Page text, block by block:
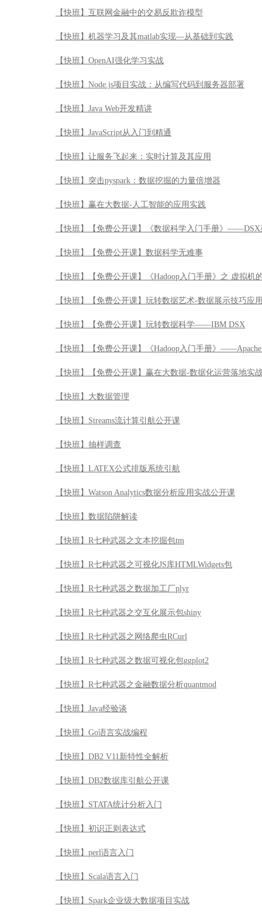
【快班】互联网金融中的交易反欺诈模型
【快班】机器学习及其matlab实现—从基础到实践
【快班】OpenAI强化学习实战
【快班】Node.js项目实战：从编写代码到服务器部署
【快班】Java Web开发精讲
【快班】JavaScript从入门到精通
【快班】让服务飞起来：实时计算及其应用
【快班】突击pyspark：数据挖掘的力量倍增器
【快班】赢在大数据-人工智能的应用实践
【快班】【免费公开课】《数据科学入门手册》
【快班】【免费公开课】数据科学无难事
【快班】【免费公开课】《Hadoop入门手册》之 虚拟机
【快班】【免费公开课】玩转数据艺术-数据展示技巧应
【快班】【免费公开课】玩转数据科学——IBM DSX
【快班】【免费公开课】《Hadoop入门手册》
【快班】【免费公开课】赢在大数据-数据化运营落地实
【快班】大数据管理
【快班】Streams流计算引航公开课
【快班】抽样调查
【快班】LATEX公式排版系统引航
【快班】Watson Analytics数据分析应用实战公开课
【快班】数据陷阱解读
【快班】R七种武器之文本挖掘包tm
【快班】R七种武器之可视化JS库HTMLWidgets包
【快班】R七种武器之数据加工厂plyr
【快班】R七种武器之交互化展示包shiny
【快班】R七种武器之网络爬虫RCurl
【快班】R七种武器之数据可视化包ggplot2
【快班】R七种武器之金融数据分析quantmod
【快班】Java经验谈
【快班】Go语言实战编程
【快班】DB2 V11新特性全解析
【快班】DB2数据库引航公开课
【快班】STATA统计分析入门
【快班】初识正则表达式
【快班】perl语言入门
【快班】Scala语言入门
【快班】Spark企业级大数据项目实战